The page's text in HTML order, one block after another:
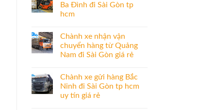
Ba Đình đi Sài Gòn tp
hcm
Chành xe nhận vận
chuyển hàng từ Quảng
Nam đi Sài Gòn giá rẻ
Chành xe gửi hàng Bắc
Ninh đi Sài Gòn tp hcm
uy tín giá rẻ